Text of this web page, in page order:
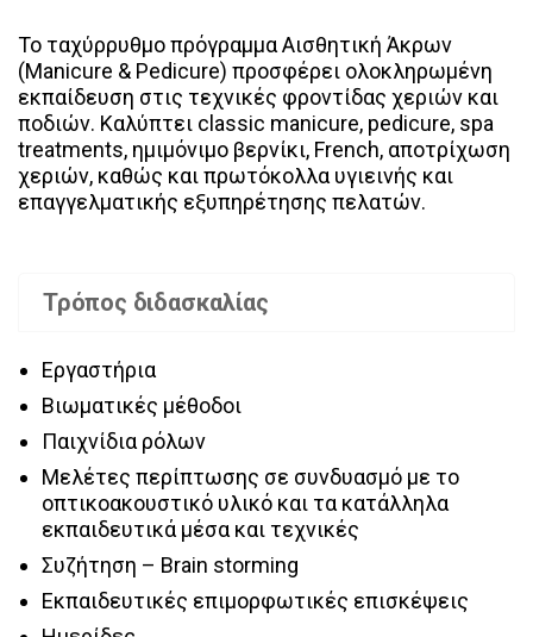
Το ταχύρρυθμο πρόγραμμα Αισθητική Άκρων
(Manicure & Pedicure) προσφέρει ολοκληρωμένη
εκπαίδευση στις τεχνικές φροντίδας χεριών και
ποδιών. Καλύπτει classic manicure, pedicure, spa
treatments, ημιμόνιμο βερνίκι, French, αποτρίχωση
χεριών, καθώς και πρωτόκολλα υγιεινής και
επαγγελματικής εξυπηρέτησης πελατών.
Τρόπος διδασκαλίας
Εργαστήρια
Βιωματικές μέθοδοι
Παιχνίδια ρόλων
Μελέτες περίπτωσης σε συνδυασμό με το
οπτικοακουστικό υλικό και τα κατάλληλα
εκπαιδευτικά μέσα και τεχνικές
Συζήτηση – Brain storming
Εκπαιδευτικές επιμορφωτικές επισκέψεις